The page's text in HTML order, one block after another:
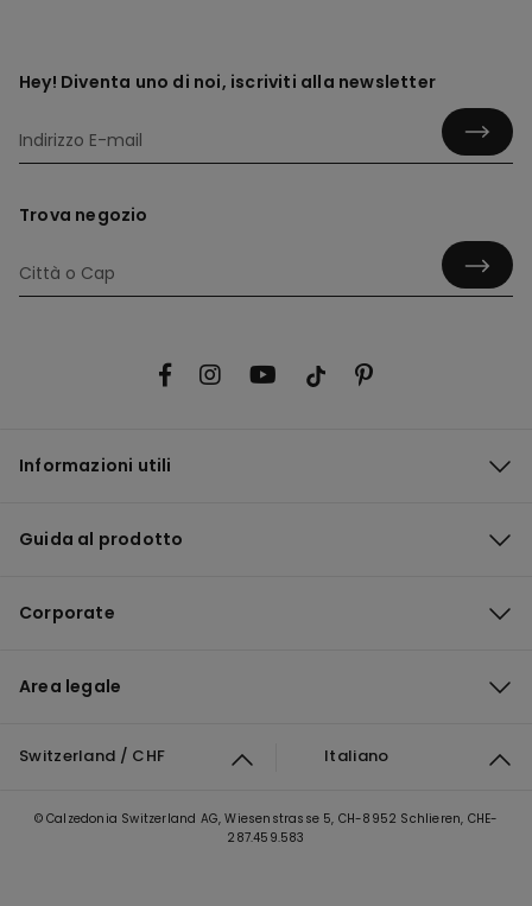
Hey! Diventa uno di noi, iscriviti alla newsletter
Trova negozio
Informazioni utili
Guida al prodotto
Corporate
Area legale
Switzerland / CHF Italiano
© Calzedonia Switzerland AG, Wiesenstrasse 5, CH-8952 Schlieren, CHE-
287.459.583